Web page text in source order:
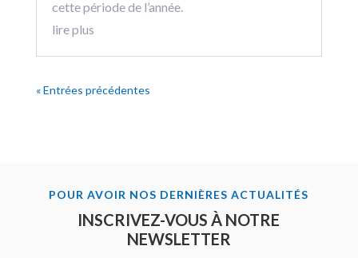
cette période de l’année.
lire plus
« Entrées précédentes
POUR AVOIR NOS DERNIÈRES ACTUALITÉS
INSCRIVEZ-VOUS À NOTRE
NEWSLETTER